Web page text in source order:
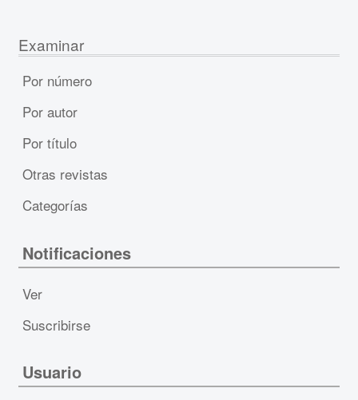
Examinar
Por número
Por autor
Por título
Otras revistas
Categorías
Notificaciones
Ver
Suscribirse
Usuario